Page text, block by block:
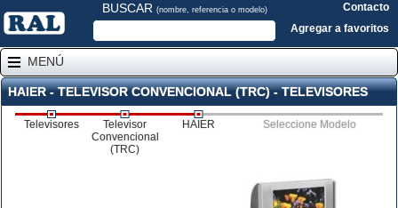
BUSCAR (nombre, referencia o modelo)
Contacto
Agregar a favoritos
MENÚ
HAIER - TELEVISOR CONVENCIONAL (TRC) - TELEVISORES
Televisores
Televisor
Convencional
(TRC)
HAIER Seleccione Modelo